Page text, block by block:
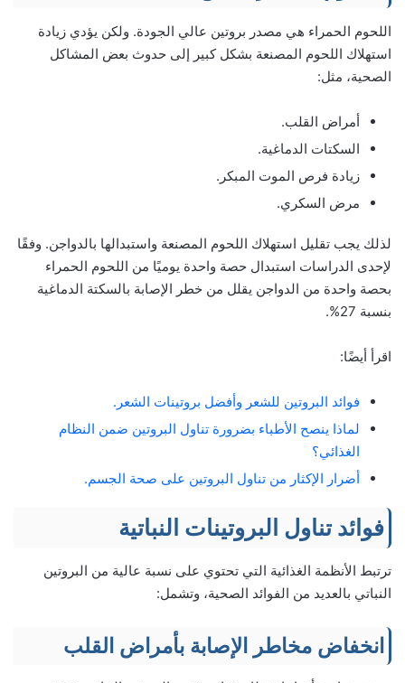
اللحوم الحمراء هي مصدر بروتين عالي الجودة. ولكن يؤدي زيادة
استهلاك اللحوم المصنعة بشكل كبير إلى حدوث بعض المشاكل
الصحية، مثل:
أمراض القلب.
السكتات الدماغية.
زيادة فرص الموت المبكر.
مرض السكري.
لذلك يجب تقليل استهلاك اللحوم المصنعة واستبدالها بالدواجن. وفقًا
لإحدى الدراسات استبدال حصة واحدة يوميًا من اللحوم الحمراء
بحصة واحدة من الدواجن يقلل من خطر الإصابة بالسكتة الدماغية
بنسبة 27%.
اقرأ أيضًا:
فوائد البروتين للشعر وأفضل بروتينات الشعر.
لماذا ينصح الأطباء بضرورة تناول البروتين ضمن النظام
الغذائي؟
أضرار الإكثار من تناول البروتين على صحة الجسم.
فوائد تناول البروتينات النباتية
ترتبط الأنظمة الغذائية التي تحتوي على نسبة عالية من البروتين
النباتي بالعديد من الفوائد الصحية، وتشمل:
انخفاض مخاطر الإصابة بأمراض القلب